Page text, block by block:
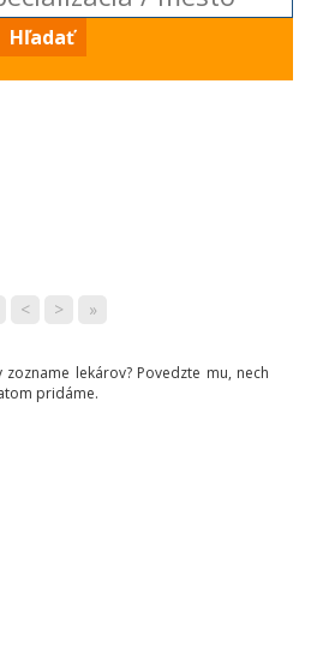
Hľadať
< > »
lekárov? Povedzte mu, nech
pridáme.